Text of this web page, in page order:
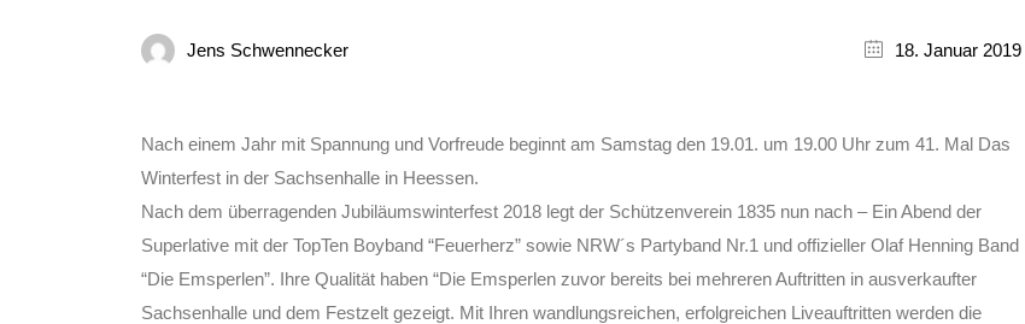
Jens Schwennecker 18. Januar 2019
Nach einem Jahr mit Spannung und Vorfreude beginnt am Samstag den 19.01. um 19.00 Uhr zum 41. Mal Das
Winterfest in der Sachsenhalle in Heessen.
Nach dem überragenden Jubiläumswinterfest 2018 legt der Schützenverein 1835 nun nach – Ein Abend der
Superlative mit der TopTen Boyband “Feuerherz” sowie NRW´s Partyband Nr.1 und offizieller Olaf Henning Band
“Die Emsperlen”. Ihre Qualität haben “Die Emsperlen zuvor bereits bei mehreren Auftritten in ausverkaufter
Sachsenhalle und dem Festzelt gezeigt. Mit Ihren wandlungsreichen, erfolgreichen Liveauftritten werden die